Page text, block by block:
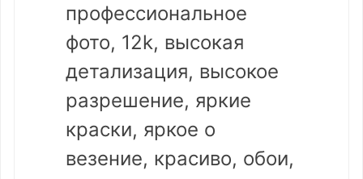
профессиональное
фото, 12k, высокая
детализация, высокое
разрешение, яркие
краски, яркое о
везение, красиво, обои,